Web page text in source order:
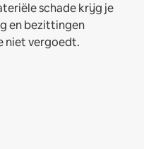
schade krijg je
en bezittingen
niet vergoedt.